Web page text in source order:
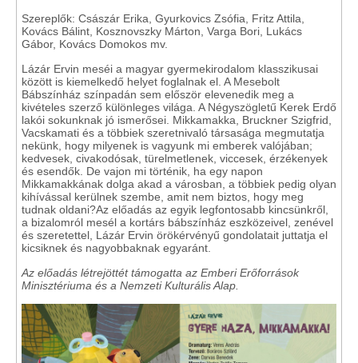
Szereplők: Császár Erika, Gyurkovics Zsófia, Fritz Attila,
Kovács Bálint, Kosznovszky Márton, Varga Bori, Lukács
Gábor, Kovács Domokos mv.
Lázár Ervin meséi a magyar gyermekirodalom klasszikusai
között is kiemelkedő helyet foglalnak el. A Mesebolt
Bábszínház színpadán sem először elevenedik meg a
kivételes szerző különleges világa. A Négyszögletű Kerek Erdő
lakói sokunknak jó ismerősei. Mikkamakka, Bruckner Szigfrid,
Vacskamati és a többiek szeretnivaló társasága megmutatja
nekünk, hogy milyenek is vagyunk mi emberek valójában;
kedvesek, civakodósak, türelmetlenek, viccesek, érzékenyek
és esendők. De vajon mi történik, ha egy napon
Mikkamakkának dolga akad a városban, a többiek pedig olyan
kihívással kerülnek szembe, amit nem biztos, hogy meg
tudnak oldani?Az előadás az egyik legfontosabb kincsünkről,
a bizalomról mesél a kortárs bábszínház eszközeivel, zenével
és szeretettel, Lázár Ervin örökérvényű gondolatait juttatja el
kicsiknek és nagyobbaknak egyaránt.
Az előadás létrejöttét támogatta az Emberi Erőforrások
Minisztériuma és a Nemzeti Kulturális Alap.